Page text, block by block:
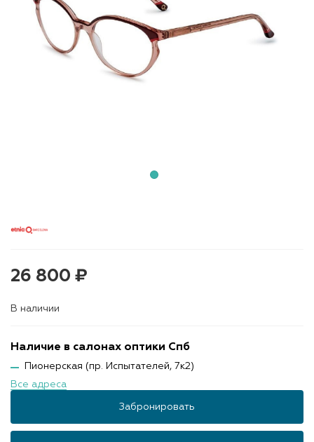
26 800 ₽
В наличии
Наличие в салонах оптики Спб
Пионерская (пр. Испытателей, 7к2)
Все адреса
Забронировать